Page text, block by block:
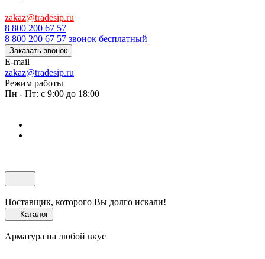
zakaz@tradesip.ru
8 800 200 67 57
8 800 200 67 57 звонок бесплатный
Заказать звонок
E-mail
zakaz@tradesip.ru
Режим работы
Пн - Пт: с 9:00 до 18:00
Поставщик, которого Вы долго искали!
Каталог
Арматура на любой вкус